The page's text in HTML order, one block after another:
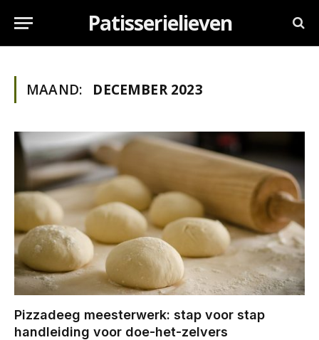
Patisserielieven
MAAND: DECEMBER 2023
Pizzadeeg meesterwerk: stap voor stap
handleiding voor doe-het-zelvers